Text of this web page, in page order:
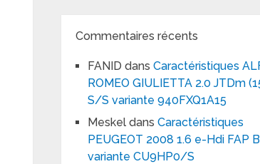
Commentaires récents
FANID dansCaractéristiques
ROMEO GIULIETTA 2.0 JTDm
S/S variante 940FXQ1A15
Meskel dansCaractéristiques
PEUGEOT 2008 1.6 e-Hdi FAP
variante CU9HP0/S